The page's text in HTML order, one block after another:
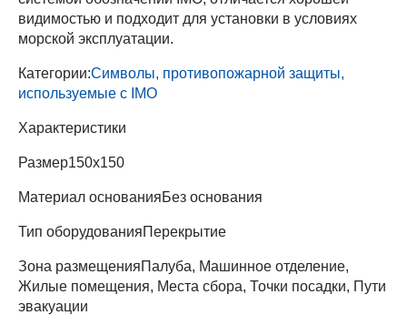
видимостью и подходит для установки в условиях
морской эксплуатации.
Категории:Символы, противопожарной защиты,
используемые с IMO
Характеристики
Размер150х150
Материал основанияБез основания
Тип оборудованияПерекрытие
Зона размещенияПалуба, Машинное отделение,
Жилые помещения, Места сбора, Точки посадки, Пути
эвакуации